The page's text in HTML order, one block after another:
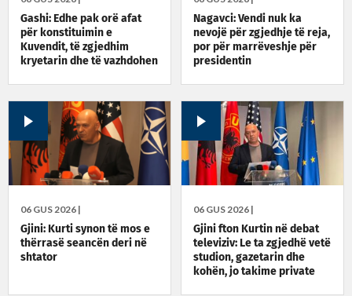
Gashi: Edhe pak orë afat
për konstituimin e
Kuvendit, të zgjedhim
kryetarin dhe të vazhdohen
Nagavci: Vendi nuk ka
nevojë për zgjedhje të reja,
por për marrëveshje për
presidentin
06 GUS 2026 |
Gjini: Kurti synon të mos e
thërrasë seancën deri në
shtator
06 GUS 2026 |
Gjini fton Kurtin në debat
televiziv: Le ta zgjedhë vetë
studion, gazetarin dhe
kohën, jo takime private